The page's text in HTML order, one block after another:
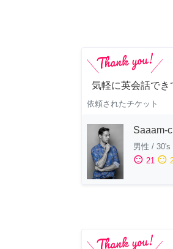
気軽に英会話でき
依頼されたチケット
Saaam-
男性 / 30's
sentiment_satisfied 21 sentiment_neutral